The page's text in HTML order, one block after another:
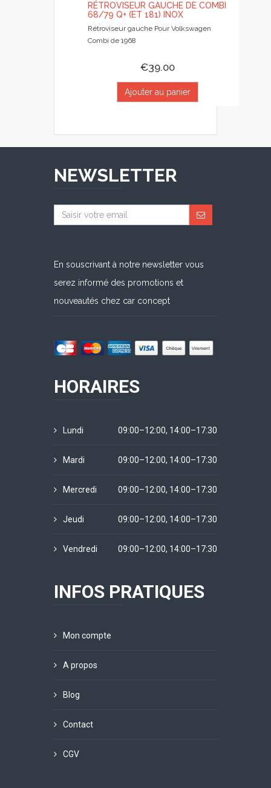
RÉTROVISEUR GAUCHE DE COMBI
68/79 Q+ (ET 181) INOX
Rétroviseur gauche Pour Volkswagen
Combi de 1968
€39.00
Ajouter au panier
NEWSLETTER
En souscrivant à notre newsletter vous
serez informé des promotions et
nouveautés chez car concept
HORAIRES
Lundi 09:00–12:00, 14:00–17:30
Mardi 09:00–12:00, 14:00–17:30
Mercredi 09:00–12:00, 14:00–17:30
Jeudi 09:00–12:00, 14:00–17:30
Vendredi 09:00–12:00, 14:00–17:30
INFOS PRATIQUES
Mon compte
A propos
Blog
Contact
CGV